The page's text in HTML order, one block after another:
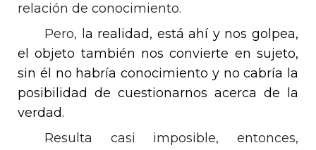
relación de conocimiento.
Pero, l a realidad, está ahí y nos golpea,
el objeto también nos convierte en sujeto,
sin él no habría conocimiento y no cabría la
posibilidad de cuestionarnos acerca de la
verdad.
Resulta casi imposible, entonces,